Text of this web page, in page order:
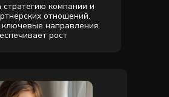
компании и
отношений.
направления
рост